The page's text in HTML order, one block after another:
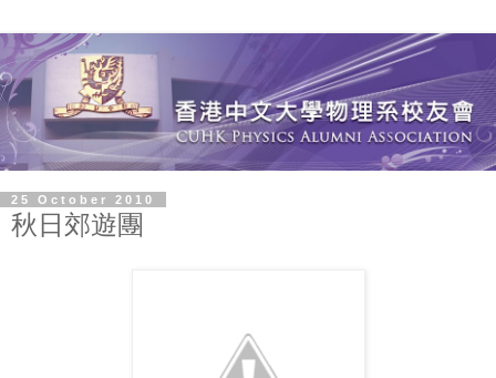
25 October 2010
秋日郊遊團